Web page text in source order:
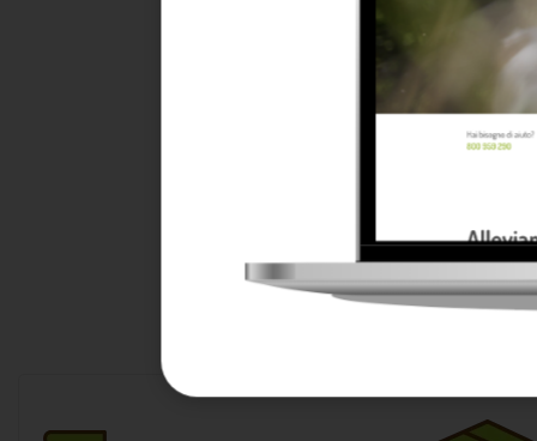
Scegliere
produttività
l'acqua
Un
animali.
50,17 €